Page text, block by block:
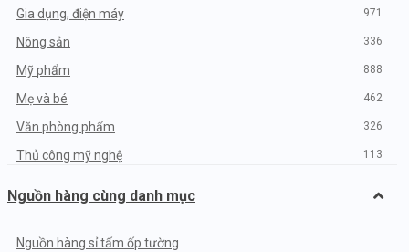
Gia dụng, điện máy 971
Nông sản 336
Mỹ phẩm 888
Mẹ và bé 462
Văn phòng phẩm 326
Thủ công mỹ nghệ 113
Máy tính, phụ kiện
Nguồn hàng cùng danh mục
Nguồn hàng sỉ tấm ốp tường